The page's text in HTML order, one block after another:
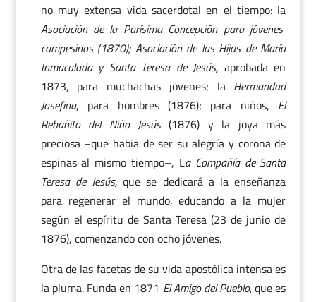
no muy extensa vida sacerdotal en el tiempo: la
Asociación de la Purísima Concepción para jóvenes
campesinos (1870); Asociación de las Hijas de María
Inmaculada y Santa Teresa de Jesús, aprobada en
1873, para muchachas jóvenes; la Hermandad
Josefina, para hombres (1876); para niños, El
Rebañito del Niño Jesús(1876) y la joya más
preciosa –que había de ser su alegría y corona de
espinas al mismo tiempo–, La Compañía de Santa
Teresa de Jesús, que se dedicará a la enseñanza
para regenerar el mundo, educando a la mujer
según el espíritu de Santa Teresa (23 de junio de
1876), comenzando con ocho jóvenes.
Otra de las facetas de su vida apostólica intensa es
la pluma. Funda en 1871 El Amigo del Pueblo,que es